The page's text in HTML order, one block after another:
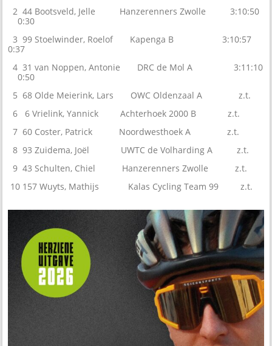
2 44 Bootsveld, Jelle Hanzerenners Zwolle 3:10:50
0:30
3 99 Stoelwinder, Roelof Kapenga B 3:10:57
0:37
4 31 van Noppen, Antonie DRC de Mol A 3:11:10
0:50
5 68 Olde Meierink, Lars OWC Oldenzaal A z.t.
6 6 Vrielink, Yannick Achterhoek 2000 B z.t.
7 60 Coster, Patrick Noordwesthoek A z.t.
8 93 Zuidema, Joël UWTC de Volharding A z.t.
9 43 Schulten, Chiel Hanzerenners Zwolle z.t.
10 157 Wuyts, Mathijs Kalas Cycling Team 99 z.t.